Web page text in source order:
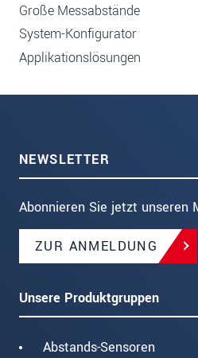
Große Messabstände
System-Konfigurator
Applikationslösungen
NEWSLETTER
Abonnieren Sie jetzt unseren
ZUR ANMELDUNG
Unsere Produktgruppen
Abstands-Sensoren